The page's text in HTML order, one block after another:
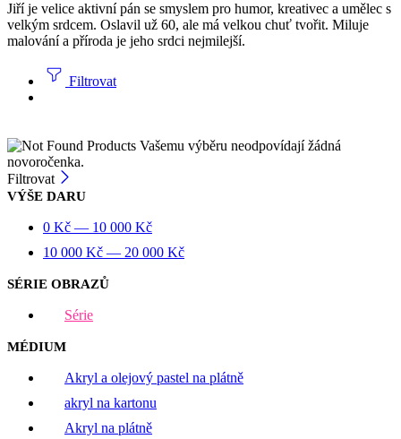
Jiří je velice aktivní pán se smyslem pro humor, kreativec a umělec s
velkým srdcem. Oslavil už 60, ale má velkou chuť tvořit. Miluje
malování a příroda je jeho srdci nejmilejší.
Filtrovat
Vašemu výběru neodpovídají žádná
novoročenka.
Filtrovat
VÝŠE DARU
0 Kč — 10 000 Kč
10 000 Kč — 20 000 Kč
SÉRIE OBRAZŮ
Série
MÉDIUM
Akryl a olejový pastel na plátně
akryl na kartonu
Akryl na plátně